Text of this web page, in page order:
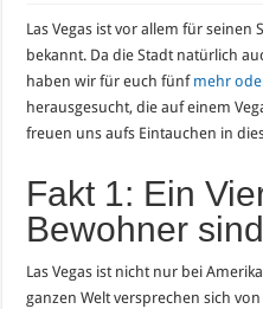
Las Vegas ist vor allem für
bekannt. Da die Stadt natürlich
haben wir für euch fünf mehr
herausgesucht, die auf einem
freuen uns aufs Eintauchen in
Fakt 1: Ein
Bewohner
Las Vegas ist nicht nur bei
ganzen Welt versprechen sich